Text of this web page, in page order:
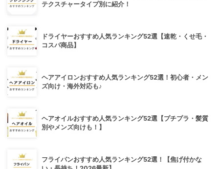
テクスチャータイプ別に紹介！
ドライヤーおすすめ人気ランキング52選【速乾・くせ毛・
コスパ商品】
ヘアアイロンおすすめ人気ランキング52選！初心者・メン
ズ向け・海外対応も♪
ヘアオイルおすすめ人気ランキング52選【プチプラ・髪質
別やメンズ向けも！】
フライパンおすすめ人気ランキング52選！【焦げ付かな